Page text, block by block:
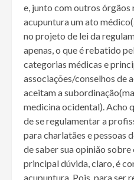
e, junto com outros
acupuntura um ato
no projeto de lei da
apenas, o que é rebatido
categorias médicas e
associações/conselhos de
aceitam a
medicina ocidental). Acho
de se regulamentar a
para charlatães e pessoas
de saber sua opinião sobre
principal dúvida, claro, é
acupuntura. Pois, para ser